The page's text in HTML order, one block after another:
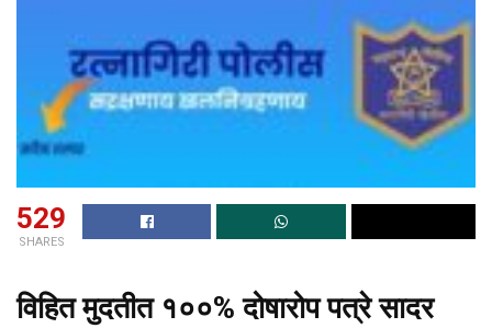
529
SHARES
विहित मुदतीत १००% दोषारोप पत्रे सादर